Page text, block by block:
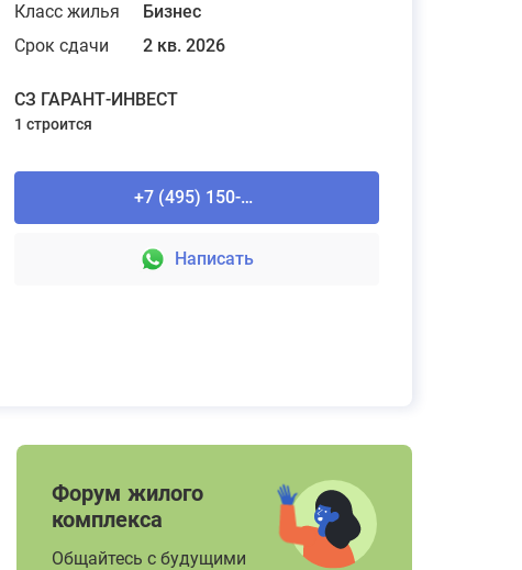
Класс жилья
Бизнес
Срок сдачи
2 кв. 2026
СЗ ГАРАНТ-ИНВЕСТ
1 строится
+7 (495) 150-90-61
Написать
Форум жилого
комплекса
Общайтесь с будущими